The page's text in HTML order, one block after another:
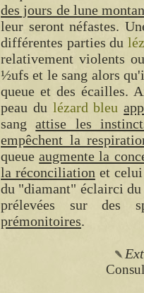
des jours de lune
leur seront néfastes.
différentes parties du
relativement violents
½ufs et le sang alors
queue et des écailles.
peau du lézard bleu
sangattise les
empêchent la
queueaugmente la
la réconciliation et
du "diamant" éclairci
prélevées sur des
prémonitoires.